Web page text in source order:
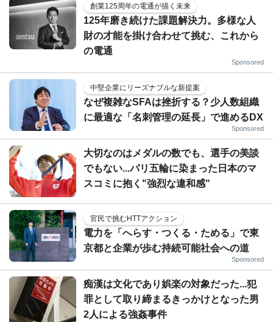
創業125周年の電通が描く未来
125年磨き続けた課題解決力。多様な人
財の才能を掛け合わせて挑む、これから
の電通
Sponsored
中堅企業にリーズナブルな新提案
なぜ複雑なSFAは挫折する？少人数組織
に最適な「名刺管理の延長」で進めるDX
Sponsored
大切なのはメダルの数でも、選手の美談
でもない...パリ五輪に染まった日本のマ
スコミに抱く"強烈な違和感"
官民で挑むHTTアクション
電力を「へらす・つくる・ためる」で東
京都と企業が歩む持続可能社会への道
Sponsored
痴漢は文化であり娯楽の対象だった...犯
罪として取り締まるきっかけとなった男
2人による強姦事件